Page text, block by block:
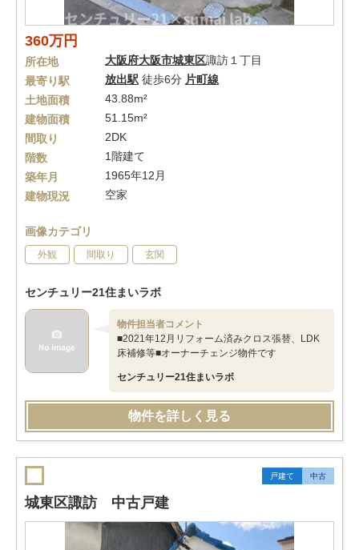
360万円
所在地 大阪府大阪市城東区諏訪１丁目
最寄り駅
放出駅 徒歩6分 片町線
土地面積
43.88m²
建物面積
51.15m²
間取り
2DK
階数
1階建て
築年月
1965年12月
建物現況
空家
画像カテゴリ
外観 間取り 玄関
センチュリー21住まいラボ
物件担当者コメント
■2021年12月リフォーム済みクロス張替、LDK
床補修等■オーナーチェンジ物件です
センチュリー21住まいラボ
物件を詳しく見る
戸建て 中古
城東区諏訪 中古戸建